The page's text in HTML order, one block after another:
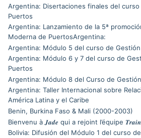
Argentina: Disertaciones finales del
Puertos
Argentina: Lanzamiento de la 5ª
Moderna de PuertosArgentina:
Argentina: Módulo 5 del curso de
Argentina: Módulo 6 y 7 del curso de
Puertos
Argentina: Módulo 8 del Curso de
Argentina: Taller Internacional sobre
América Latina y el Caribe
Benin, Burkina Faso & Mali (2000-2003)
Bienvenu à 𝑱𝒂𝒅𝒆 qui a rejoint l’équipe
Bolivia: Difusión del Módulo 1 del curso